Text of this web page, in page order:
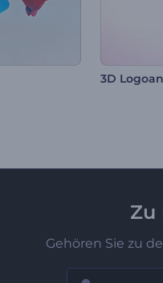
3D
Zu
Gehören Sie zu